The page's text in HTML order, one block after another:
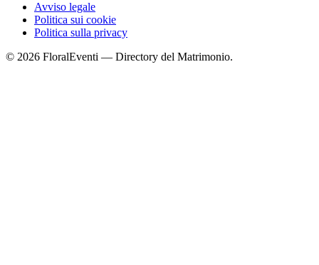
Avviso legale
Politica sui cookie
Politica sulla privacy
© 2026 FloralEventi — Directory del Matrimonio.